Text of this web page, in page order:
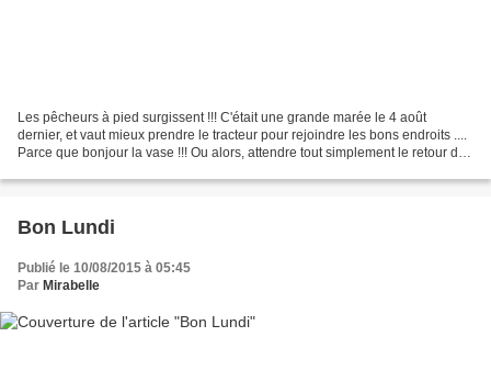
Les pêcheurs à pied surgissent !!! C'était une grande marée le 4 août
dernier, et vaut mieux prendre le tracteur pour rejoindre les bons endroits ....
Parce que bonjour la vase !!! Ou alors, attendre tout simplement le retour des
Bon Lundi
Publié le 10/08/2015 à 05:45
Par Mirabelle